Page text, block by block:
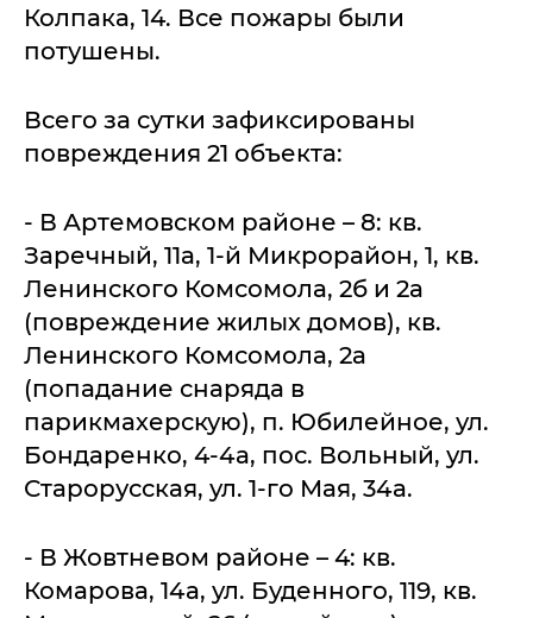
Колпака, 14. Все пожары были
потушены.
Всего за сутки зафиксированы
повреждения 21 объекта:
- В Артемовском районе – 8: кв.
Заречный, 11а, 1-й Микрорайон, 1, кв.
Ленинского Комсомола, 2б и 2а
(повреждение жилых домов), кв.
Ленинского Комсомола, 2а
(попадание снаряда в
парикмахерскую), п. Юбилейное, ул.
Бондаренко, 4-4а, пос. Вольный, ул.
Старорусская, ул. 1-го Мая, 34а.
- В Жовтневом районе – 4: кв.
Комарова, 14а, ул. Буденного, 119, кв.